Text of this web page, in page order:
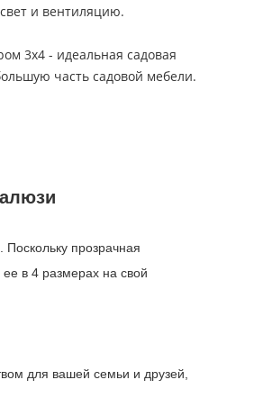
и вентиляцию.
3x4 - идеальная садовая
часть садовой мебели.
прозрачная
в 4 размерах на свой
для вашей семьи и друзей,